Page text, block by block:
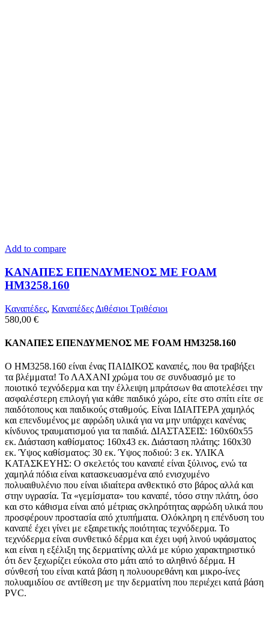
Add to compare
ΚΑΝΑΠΕΣ ΕΠΕΝΔΥΜΕΝΟΣ ΜΕ FOAM
HM3258.160
Καναπέδες, Καναπέδες Διθέσιοι Τριθέσιοι
580,00 €
ΚΑΝΑΠΕΣ ΕΠΕΝΔΥΜΕΝΟΣ ΜΕ FOAM HM3258.160
Ο ΗΜ3258.160 είναι ένας ΠΑΙΔΙΚΟΣ καναπές, που θα τραβήξει
τα βλέμματα! Το ΛΑΧΑΝΙ χρώμα του σε συνδυασμό με το
ποιοτικό τεχνόδερμα και την έλλειψη μπράτσων θα αποτελέσει την
ασφαλέστερη επιλογή για κάθε παιδικό χώρο, είτε στο σπίτι είτε σε
παιδότοπους και παιδικούς σταθμούς. Είναι ΙΔΙΑΙΤΕΡΑ χαμηλός
και επενδυμένος με αφρώδη υλικά για να μην υπάρχει κανένας
κίνδυνος τραυματισμού για τα παιδιά. ΔΙΑΣΤΑΣΕΙΣ: 160x60x55
εκ. Διάσταση καθίσματος: 160x43 εκ. Διάσταση πλάτης: 160x30
εκ. Ύψος καθίσματος: 30 εκ. Ύψος ποδιού: 3 εκ. ΥΛΙΚΑ
ΚΑΤΑΣΚΕΥΗΣ: Ο σκελετός του καναπέ είναι ξύλινος, ενώ τα
χαμηλά πόδια είναι κατασκευασμένα από ενισχυμένο
πολυαιθυλένιο που είναι ιδιαίτερα ανθεκτικό στο βάρος αλλά και
στην υγρασία. Τα «γεμίσματα» του καναπέ, τόσο στην πλάτη, όσο
και στο κάθισμα είναι από μέτριας σκληρότητας αφρώδη υλικά που
προσφέρουν προστασία από χτυπήματα. Ολόκληρη η επένδυση του
καναπέ έχει γίνει με εξαιρετικής ποιότητας τεχνόδερμα. Το
τεχνόδερμα είναι συνθετικό δέρμα και έχει υφή λινού υφάσματος
και είναι η εξέλιξη της δερματίνης αλλά με κύριο χαρακτηριστικό
ότι δεν ξεχωρίζει εύκολα στο μάτι από το αληθινό δέρμα. Η
σύνθεσή του είναι κατά βάση η πολυουρεθάνη και μικρο-ίνες
πολυαμιδίου σε αντίθεση με την δερματίνη που περιέχει κατά βάση
PVC.